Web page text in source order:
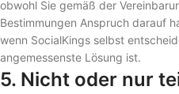
obwohl Sie gemäß der
Bestimmungen Anspruch darauf
wenn SocialKings selbst
angemessenste Lösung ist.
5. Nicht oder nur